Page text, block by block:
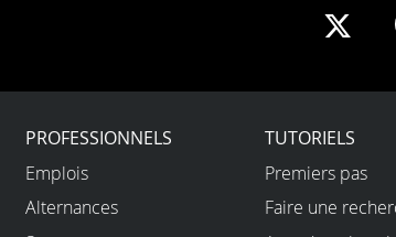
X
PROFESSIONNELS
Emplois
Alternances
TUTORIELS
Premiers pas
Faire une